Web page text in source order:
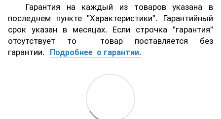
Гарантия на каждый из товаров указана в
последнем пункте "Характеристики". Гарантийный
срок указан в месяцах. Если строчка "гарантия"
отсутствует то товар поставляется без
гарантии. Подробнее о гарантии.